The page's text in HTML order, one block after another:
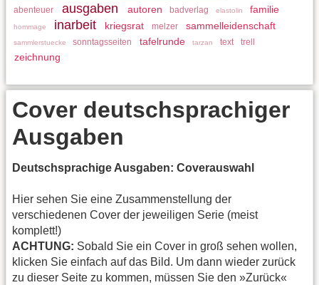
abenteuer ausgaben autoren badverlag elastolin familie
hommage inarbeit kriegsrat melzer sammelleidenschaft
sammlerstuecke sonntagsseiten tafelrunde tarzan text trell
zeichnung
Cover deutschsprachiger
Ausgaben
Deutschsprachige Ausgaben: Coverauswahl
Hier sehen Sie eine Zusammenstellung der
verschiedenen Cover der jeweiligen Serie (meist
komplett!)
ACHTUNG: Sobald Sie ein Cover in groß sehen wollen,
klicken Sie einfach auf das Bild. Um dann wieder zurück
zu dieser Seite zu kommen, müssen Sie den »Zurück«